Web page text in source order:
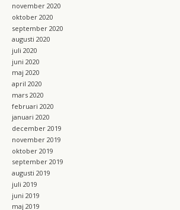
november 2020
oktober 2020
september 2020
augusti 2020
juli 2020
juni 2020
maj 2020
april 2020
mars 2020
februari 2020
januari 2020
december 2019
november 2019
oktober 2019
september 2019
augusti 2019
juli 2019
juni 2019
maj 2019